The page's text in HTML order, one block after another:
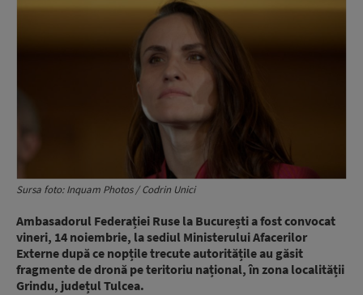
Sursa foto: Inquam Photos / Codrin Unici
Ambasadorul Federației Ruse la București a fost convocat
vineri, 14 noiembrie, la sediul Ministerului Afacerilor
Externe după ce nopțile trecute autoritățile au găsit
fragmente de dronă pe teritoriu național, în zona localității
Grindu, județul Tulcea.